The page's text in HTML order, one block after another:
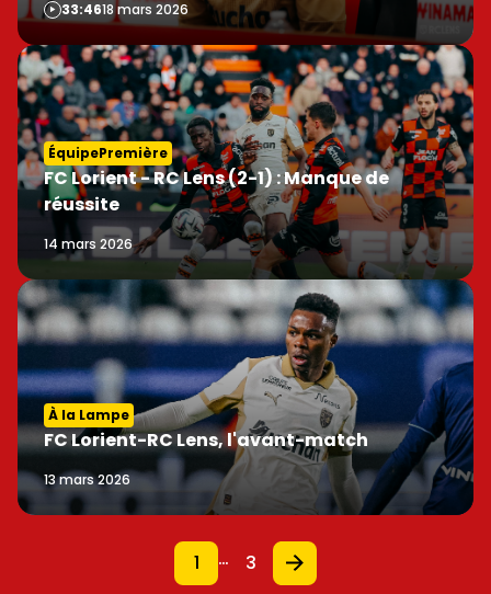
Vidéo33:4618 mars 2026
ÉquipePremière
FC Lorient - RC Lens (2-1) : Manque de
réussite
14 mars 2026
À la Lampe
FC Lorient-RC Lens, l'avant-match
13 mars 2026
1 … 3